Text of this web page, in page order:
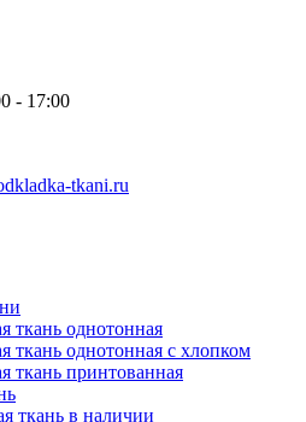
- 17:00
tkani.ru
ткань однотонная
ткань однотонная с хлопком
ткань принтованная
ткань в наличии